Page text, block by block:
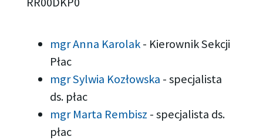
mgr Anna Karolak- Kierownik Sekcji
Płac
mgr Sylwia Kozłowska -specjalista
ds. płac
mgr Marta Rembisz -specjalista ds.
płac